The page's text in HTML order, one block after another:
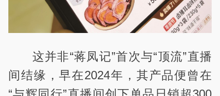
这并非“蒋凤记”首次与“顶流”直播
间结缘，早在2024年，其产品便曾在